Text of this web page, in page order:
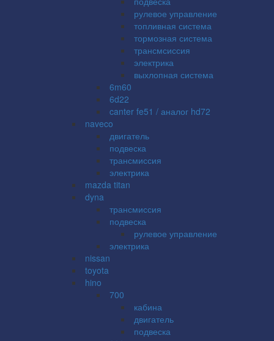
рулевое управление
топливная система
тормозная система
трансмсиссия
электрика
выхлопная система
6m60
6d22
canter fe51 / аналог hd72
naveco
двигатель
подвеска
трансмиссия
электрика
mazda titan
dyna
трансмиссия
подвеска
рулевое управление
электрика
nissan
toyota
hino
700
кабина
двигатель
подвеска